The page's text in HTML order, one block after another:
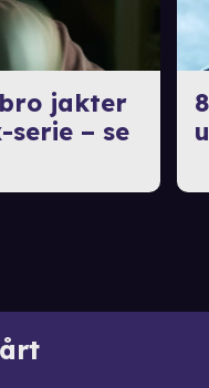
jakter
– se